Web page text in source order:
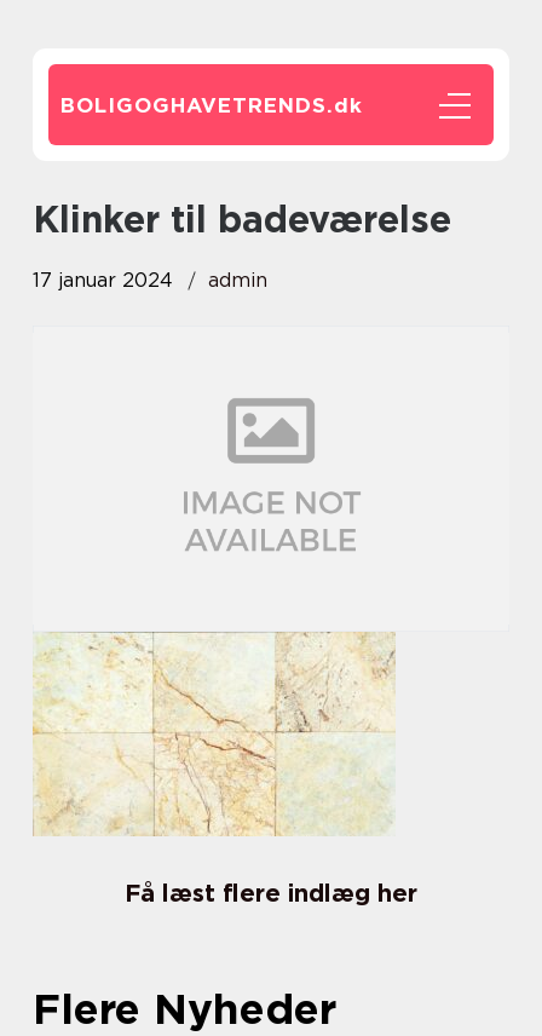
BOLIGOGHAVETRENDS.dk
klinker til badeværelse
17 januar 2024 admin
Få læst flere indlæg her
Flere Nyheder